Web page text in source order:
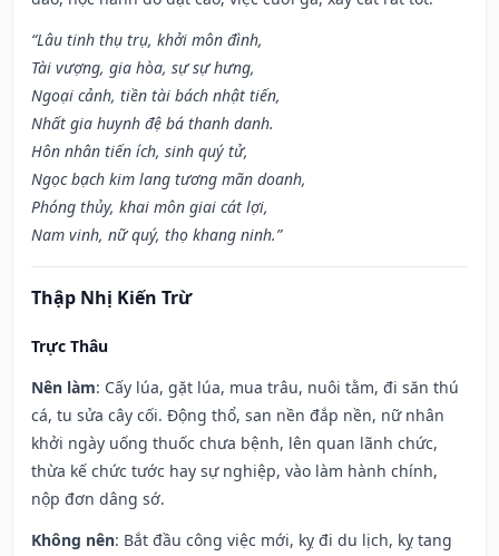
“Lâu tinh thụ trụ, khởi môn đình,
Tài vượng, gia hòa, sự sự hưng,
Ngoại cảnh, tiền tài bách nhật tiến,
Nhất gia huynh đệ bá thanh danh.
Hôn nhân tiến ích, sinh quý tử,
Ngọc bạch kim lang tương mãn doanh,
Phóng thủy, khai môn giai cát lợi,
Nam vinh, nữ quý, thọ khang ninh.”
Thập Nhị Kiến Trừ
Trực Thâu
Nên làm: Cấy lúa, gặt lúa, mua trâu, nuôi tằm, đi săn thú
cá, tu sửa cây cối. Động thổ, san nền đắp nền, nữ nhân
khởi ngày uống thuốc chưa bệnh, lên quan lãnh chức,
thừa kế chức tước hay sự nghiệp, vào làm hành chính,
nộp đơn dâng sớ.
Không nên: Bắt đầu công việc mới, kỵ đi du lịch, kỵ tang